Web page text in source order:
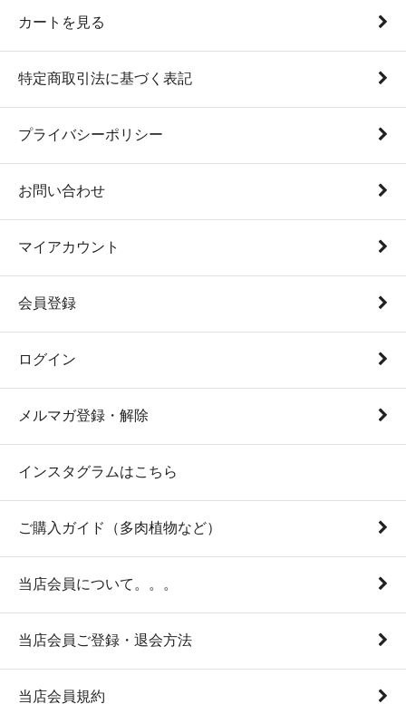
カートを見る
特定商取引法に基づく表記
プライバシーポリシー
お問い合わせ
マイアカウント
会員登録
ログイン
メルマガ登録・解除
インスタグラムはこちら
ご購入ガイド（多肉植物など）
当店会員について。。。
当店会員ご登録・退会方法
当店会員規約